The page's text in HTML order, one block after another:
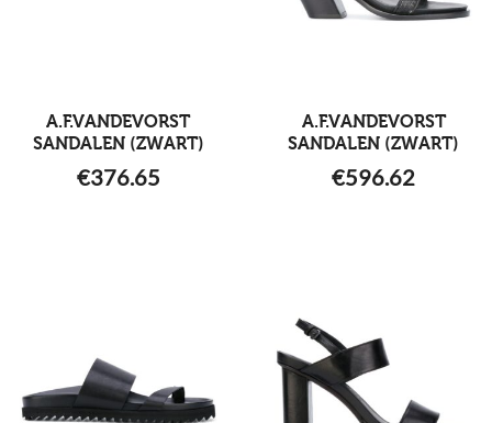
A.F.VANDEVORST
SANDALEN (ZWART)
€376.65
A.F.VANDEVORST
SANDALEN (ZWART)
€596.62